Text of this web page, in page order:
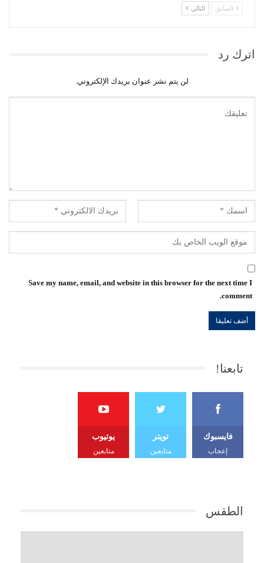
السابق التالي
اترك رد
لن يتم نشر عنوان بريدك الإلكتروني.
Save my name, email, and website in this browser for the next time I
comment.
تابعنا!
فايسبوك
إعجاب
تويتر
متابعين
يوتيوب
متابعين
الطقس